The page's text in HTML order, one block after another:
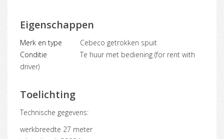
Eigenschappen
Merk en type
Cebeco getrokken spuit
Conditie
Te huur met bediening (for rent with
driver)
Toelichting
Technische gegevens:
werkbreedte 27 meter